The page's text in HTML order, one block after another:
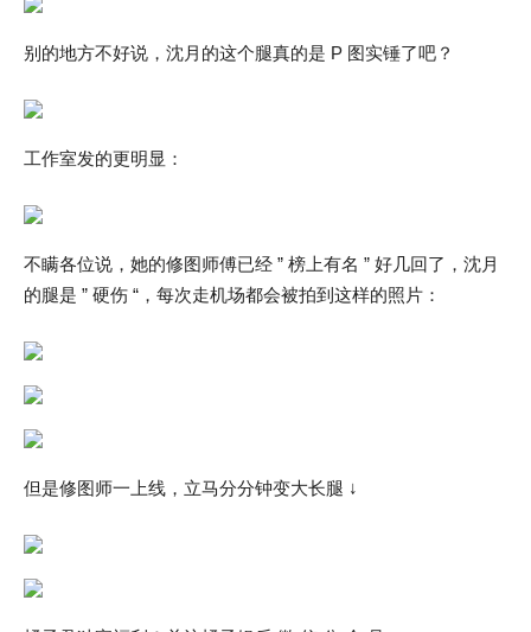
别的地方不好说，沈月的这个腿真的是 P 图实锤了吧？
工作室发的更明显：
不瞒各位说，她的修图师傅已经 ” 榜上有名 ” 好几回了，沈月
的腿是 ” 硬伤 “，每次走机场都会被拍到这样的照片：
但是修图师一上线，立马分分钟变大长腿 ↓